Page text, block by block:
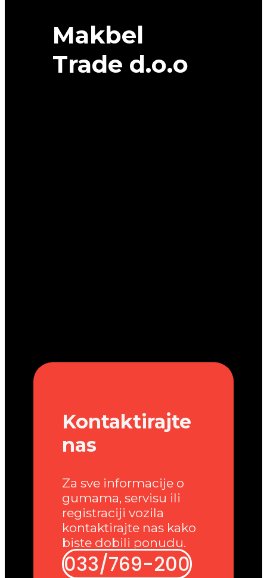
Makbel
Trade d.o.o
Kontaktirajte
nas
Za sve informacije o
gumama, servisu ili
registraciji vozila
kontaktirajte nas kako
biste dobili ponudu.
033/769-200